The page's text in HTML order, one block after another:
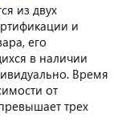
из двух
и
его
в наличии
Время
от
трех